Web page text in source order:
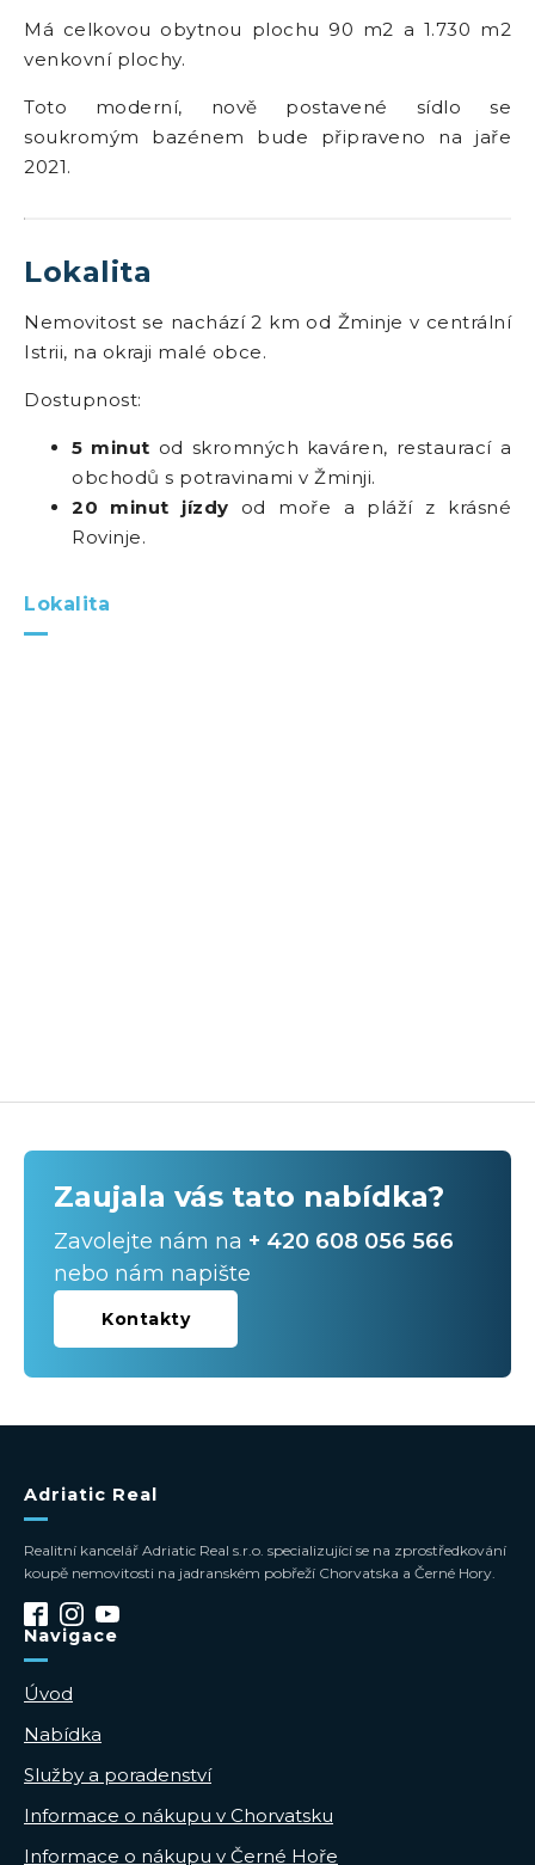
Má celkovou obytnou plochu 90 m2 a 1.730 m2
venkovní plochy.
Toto moderní, nově postavené sídlo se
soukromým bazénem bude připraveno na jaře
2021.
Lokalita
Nemovitost se nachází 2 km od Žminje v centrální
Istrii, na okraji malé obce.
Dostupnost:
5 minut od skromných kaváren, restaurací a
obchodů s potravinami v Žminji.
20 minut jízdy od moře a pláží z krásné
Rovinje.
Lokalita
Zaujala vás tato nabídka?
Zavolejte nám na + 420 608 056 566
nebo nám napište
Kontakty
Adriatic Real
Realitní kancelář Adriatic Real s.r.o. specializující se na zprostředkování
koupě nemovitosti na jadranském pobřeží Chorvatska a Černé Hory.
Navigace
Úvod
Nabídka
Služby a poradenství
Informace o nákupu v Chorvatsku
Informace o nákupu v Černé Hoře